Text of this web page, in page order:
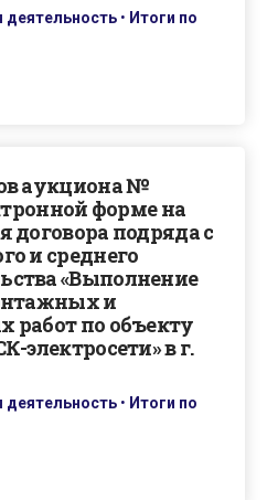
деятельность • Итоги по
аукциона №
форме на
договора подряда с
и среднего
«Выполнение
и
работ по объекту
электросети» в г.
деятельность • Итоги по